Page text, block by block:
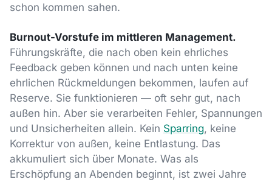
schon kommen sahen.
Burnout-Vorstufe im mittleren Management.
Führungskräfte, die nach oben kein ehrliches
Feedback geben können und nach unten keine
ehrlichen Rückmeldungen bekommen, laufen auf
Reserve. Sie funktionieren — oft sehr gut, nach
außen hin. Aber sie verarbeiten Fehler, Spannungen
und Unsicherheiten allein. Kein Sparring, keine
Korrektur von außen, keine Entlastung. Das
akkumuliert sich über Monate. Was als
Erschöpfung an Abenden beginnt, ist zwei Jahre